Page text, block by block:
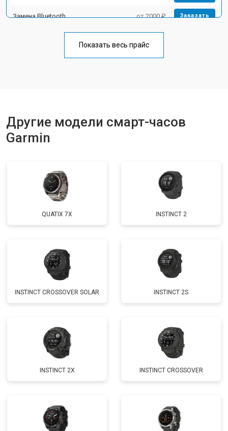
Замена Bluetooth от 2000 ₽ Заказать
Показать весь прайс
Другие модели смарт-часов
Garmin
QUATIX 7X INSTINCT 2
INSTINCT CROSSOVER SOLAR INSTINCT 2S
INSTINCT 2X INSTINCT CROSSOVER